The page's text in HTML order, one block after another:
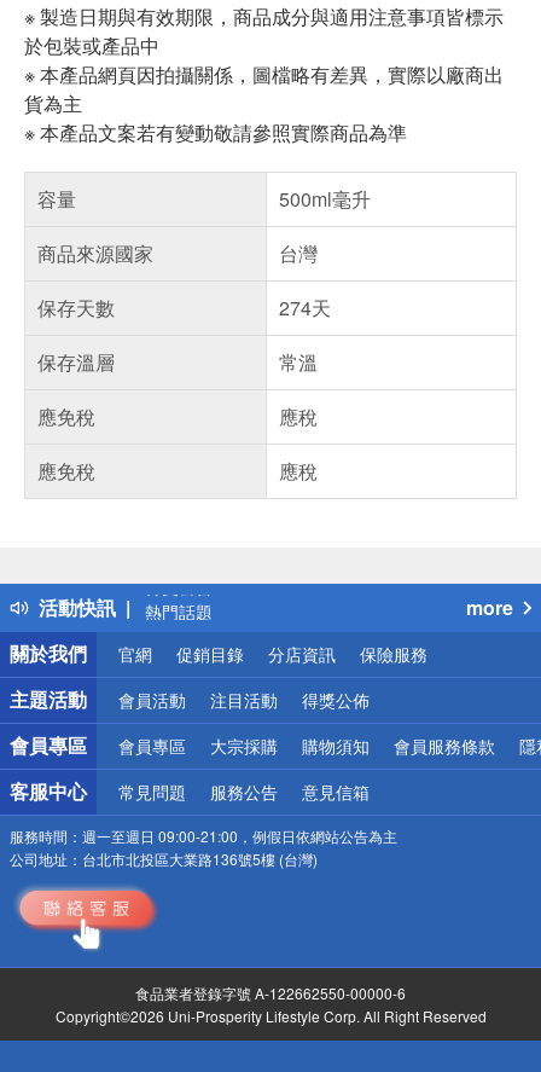
※ 製造日期與有效期限，商品成分與適用注意事項皆標示
於包裝或產品中
※ 本產品網頁因拍攝關係，圖檔略有差異，實際以廠商出
貨為主
※ 本產品文案若有變動敬請參照實際商品為準
容量
500ml毫升
商品來源國家
台灣
保存天數
274天
保存溫層
常溫
應免稅
應稅
應免稅
應稅
活動快訊
得獎公告
熱門話題
銀行優惠
偏遠地區配送
詐騙網頁！請小心！
more
關於我們
官網 促銷目錄 分店資訊 保險服務
主題活動 會員活動 注目活動 得獎公佈
會員專區 會員專區 大宗採購 購物須知 會員服務條款 隱
客服中心 常見問題 服務公告 意見信箱
服務時間： 週一至週日 09:00-21:00，例假日依網站公告為主
公司地址： 台北市北投區大業路136號5樓 (台灣)
食品業者登錄字號 A-122662550-00000-6
Copyright©2026 Uni-Prosperity Lifestyle Corp. All Right Reserved